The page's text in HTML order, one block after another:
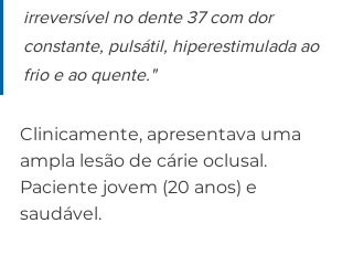
irreversível no dente 37 com dor
constante, pulsátil, hiperestimulada ao
frio e ao quente."
Clinicamente, apresentava uma
ampla lesão de cárie oclusal.
Paciente jovem (20 anos) e
saudável.